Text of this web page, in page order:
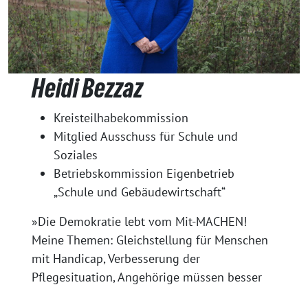
Heidi Bezzaz
Kreisteilhabekommission
Mitglied Ausschuss für Schule und
Soziales
Betriebskommission Eigenbetrieb
„Schule und Gebäudewirtschaft“
»Die Demokratie lebt vom Mit-MACHEN!
Meine Themen: Gleichstellung für Menschen
mit Handicap, Verbesserung der
Pflegesituation, Angehörige müssen besser